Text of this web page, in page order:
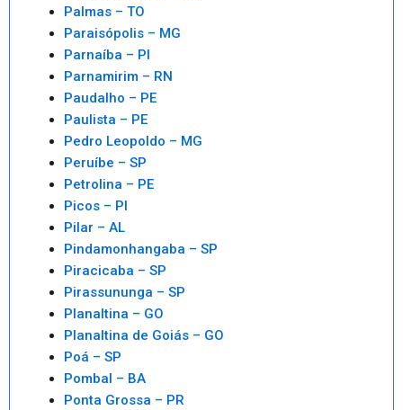
Palmas – TO
Paraisópolis – MG
Parnaíba – PI
Parnamirim – RN
Paudalho – PE
Paulista – PE
Pedro Leopoldo – MG
Peruíbe – SP
Petrolina – PE
Picos – PI
Pilar – AL
Pindamonhangaba – SP
Piracicaba – SP
Pirassununga – SP
Planaltina – GO
Planaltina de Goiás – GO
Poá – SP
Pombal – BA
Ponta Grossa – PR